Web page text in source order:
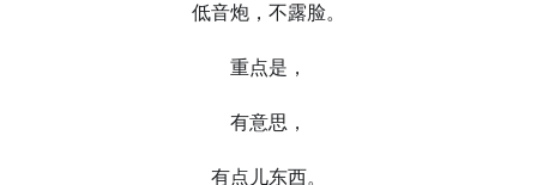
低音炮，不露脸。
重点是，
有意思，
有点儿东西。